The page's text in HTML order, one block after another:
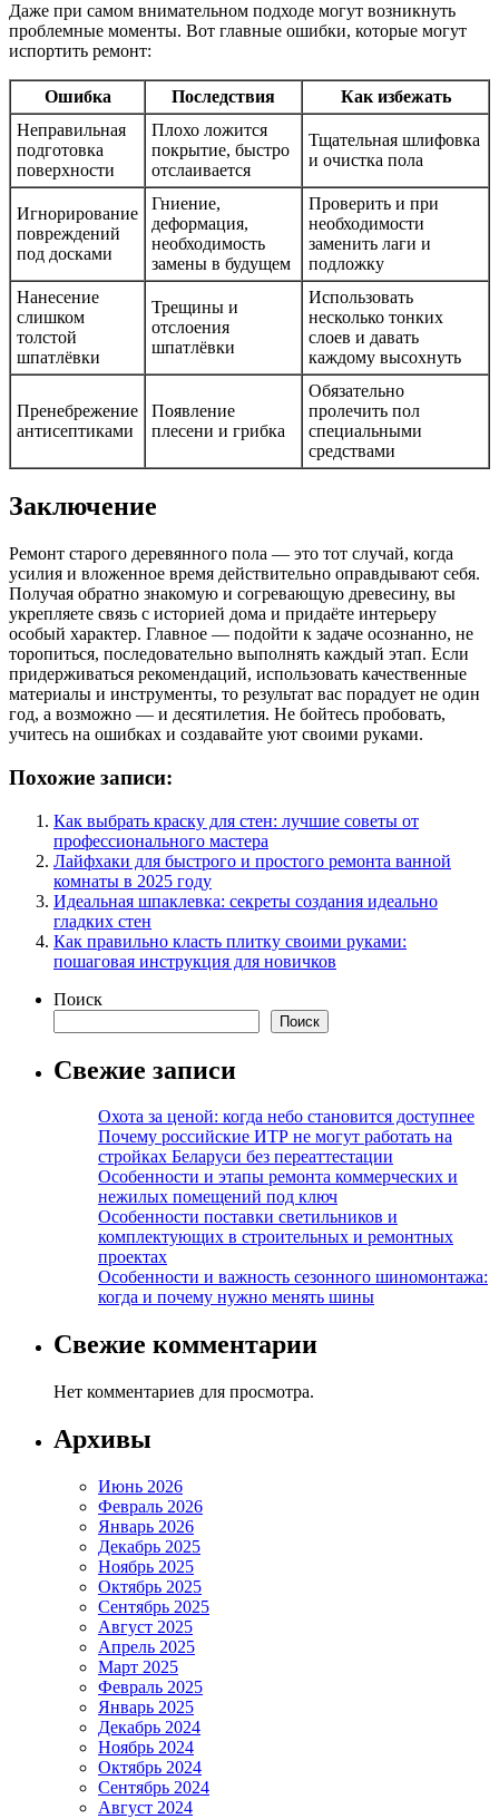
Даже при самом внимательном подходе могут возникнуть
проблемные моменты. Вот главные ошибки, которые могут
испортить ремонт:
Ошибка Последствия
Как избежать
Неправильная
подготовка
поверхности
Плохо ложится
покрытие, быстро
отслаивается
Тщательная шлифовка
и очистка пола
Игнорирование
повреждений
под досками
Гниение,
деформация,
необходимость
замены в будущем
Проверить и при
необходимости
заменить лаги и
подложку
Нанесение
слишком
толстой
шпатлёвки
Трещины и
отслоения
шпатлёвки
Использовать
несколько тонких
слоев и давать
каждому высохнуть
Пренебрежение
антисептиками
Появление
плесени и грибка
Обязательно
пролечить пол
специальными
средствами
Заключение
Ремонт старого деревянного пола — это тот случай, когда
усилия и вложенное время действительно оправдывают себя.
Получая обратно знакомую и согревающую древесину, вы
укрепляете связь с историей дома и придаёте интерьеру
особый характер. Главное — подойти к задаче осознанно, не
торопиться, последовательно выполнять каждый этап. Если
придерживаться рекомендаций, использовать качественные
материалы и инструменты, то результат вас порадует не один
год, а возможно — и десятилетия. Не бойтесь пробовать,
учитесь на ошибках и создавайте уют своими руками.
Похожие записи:
Как выбрать краску для стен: лучшие советы от
профессионального мастера
Лайфхаки для быстрого и простого ремонта ванной
комнаты в 2025 году
Идеальная шпаклевка: секреты создания идеально
гладких стен
Как правильно класть плитку своими руками:
пошаговая инструкция для новичков
Поиск
Поиск
Свежие записи
Охота за ценой: когда небо становится доступнее
Почему российские ИТР не могут работать на
стройках Беларуси без переаттестации
Особенности и этапы ремонта коммерческих и
нежилых помещений под ключ
Особенности поставки светильников и
комплектующих в строительных и ремонтных
проектах
Особенности и важность сезонного шиномонтажа:
когда и почему нужно менять шины
Свежие комментарии
Нет комментариев для просмотра.
Архивы
Июнь 2026
Февраль 2026
Январь 2026
Декабрь 2025
Ноябрь 2025
Октябрь 2025
Сентябрь 2025
Август 2025
Апрель 2025
Март 2025
Февраль 2025
Январь 2025
Декабрь 2024
Ноябрь 2024
Октябрь 2024
Сентябрь 2024
Август 2024